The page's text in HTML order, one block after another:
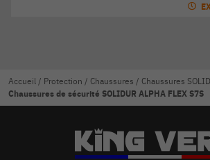
Accueil / Protection / Chaussures / Chaussures
Chaussures de sécurité SOLIDUR ALPHA FLEX S7S